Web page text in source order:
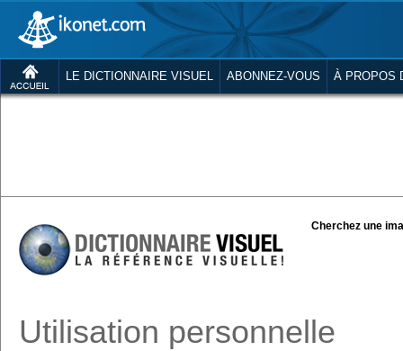
LE DICTIONNAIRE VISUEL ABONNEZ-VOUS À PROPOS
Cherchez une
Utilisation personnelle